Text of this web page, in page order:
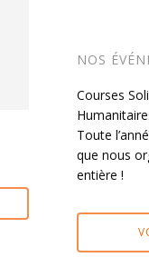
NOS
Courses
Toute
que nous
entière !